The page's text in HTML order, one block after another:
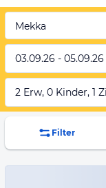
Mekka
03.09.26 - 05.09.26
2 Erw, 0 Kinder, 1
Filter